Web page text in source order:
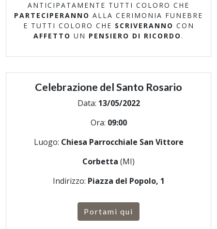
ANTICIPATAMENTE TUTTI COLORO CHE
PARTECIPERANNO ALLA CERIMONIA FUNEBRE
E TUTTI COLORO CHE SCRIVERANNO CON
AFFETTO UN PENSIERO DI RICORDO .
Celebrazione del Santo Rosario
Data: 13/05/2022
Ora: 09:00
Luogo: Chiesa Parrocchiale San Vittore
Corbetta (MI)
Indirizzo: Piazza del Popolo, 1
Portami qui